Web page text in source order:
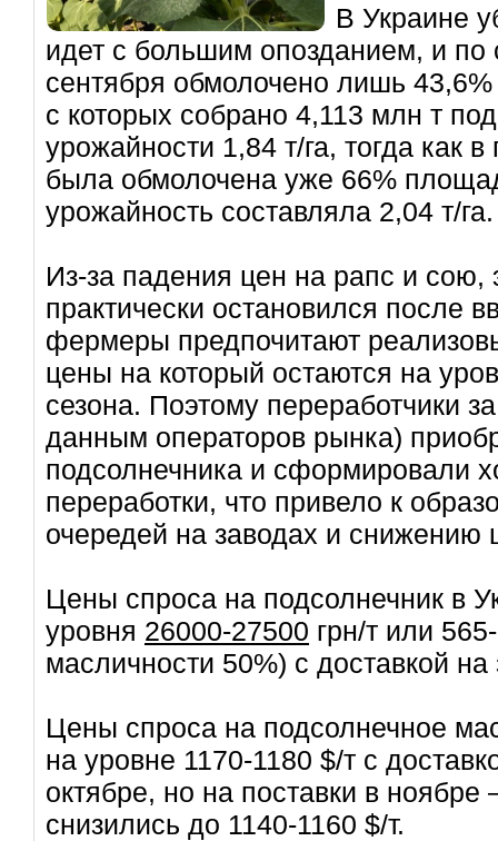
В Украине
идет с большим опозданием, и по
сентября обмолочено лишь
с которых собрано 4,113 млн т
урожайности 1,84 т/га, тогда как
была обмолочена уже 66%
урожайность составляла 2,04 т/га.
Из-за падения цен на рапс и сою,
практически остановился после
фермеры предпочитают
цены на который остаются на
сезона. Поэтому переработчики
данным операторов рынка)
подсолнечника и сформировали
переработки, что привело к
очередей на заводах и снижению
Цены спроса на подсолнечник в
уровня 26000-27500 грн/т или
масличности 50%) с доставкой на
Цены спроса на подсолнечное
на уровне 1170-1180 $/т с
октябре, но на поставки в
снизились до 1140-1160 $/т.